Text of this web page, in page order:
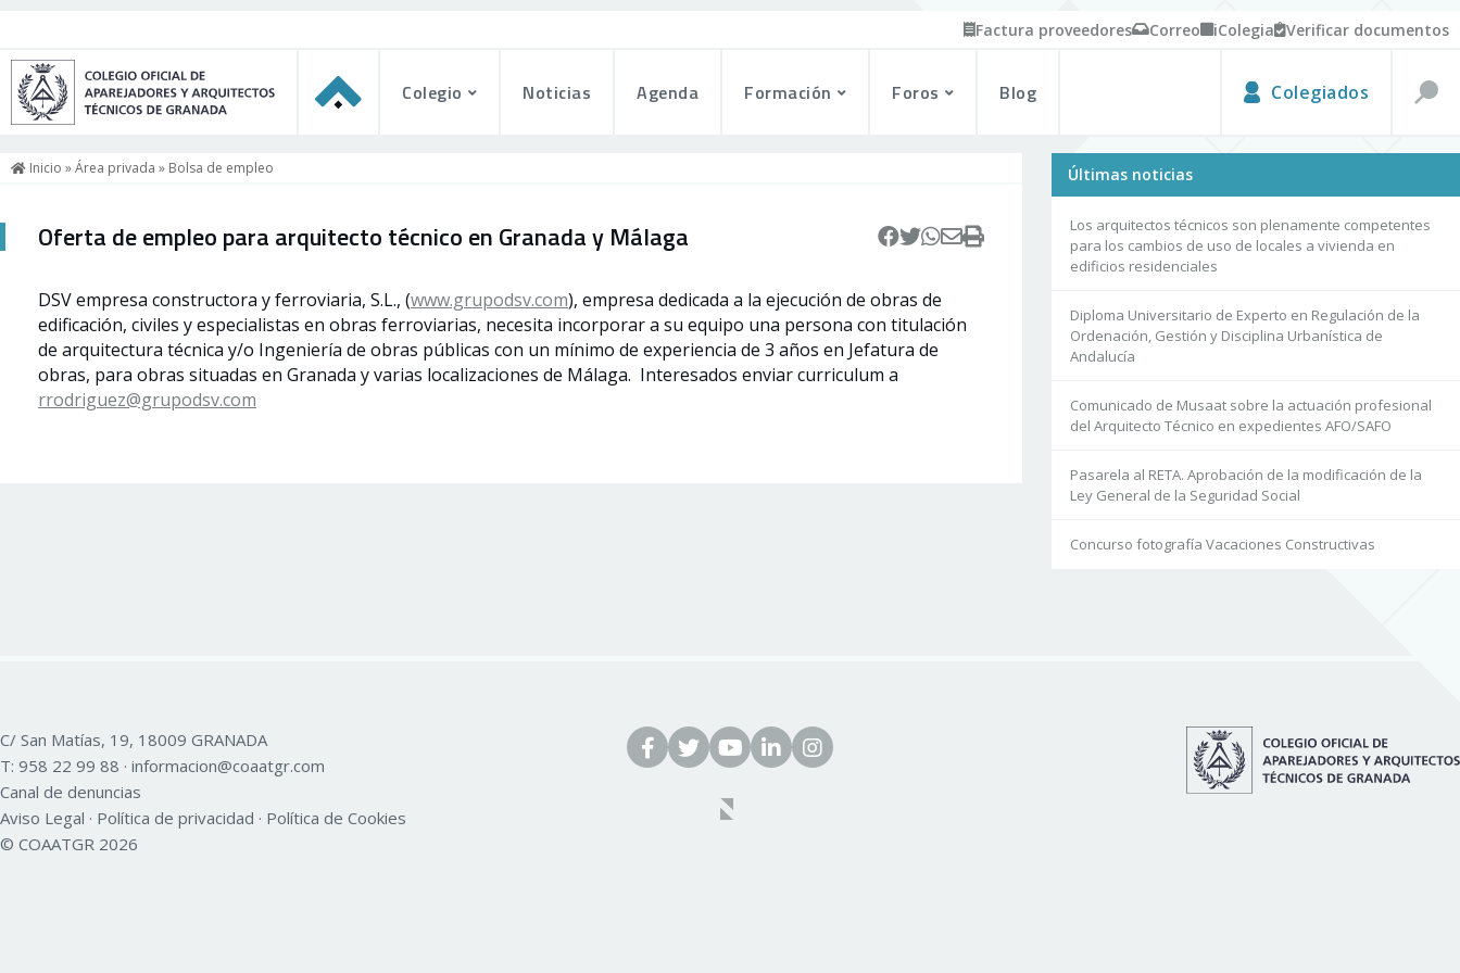
Factura proveedores Correo iColegia Verificar documentos
Colegio Noticias Agenda Formación Foros Blog Colegiados
Inicio »Área privada » Bolsa de empleo
Oferta de empleo para arquitecto técnico en Granada y Málaga
DSV empresa constructora y ferroviaria, S.L., (www.grupodsv.com), empresa dedicada a la ejecución de obras de
edificación, civiles y especialistas en obras ferroviarias, necesita incorporar a su equipo una persona con titulación
de arquitectura técnica y/o Ingeniería de obras públicas con un mínimo de experiencia de 3 años en Jefatura de
obras, para obras situadas en Granada y varias localizaciones de Málaga. Interesados enviar curriculum a
rrodriguez@grupodsv.com
Últimas noticias
Los arquitectos técnicos son plenamente competentes
para los cambios de uso de locales a vivienda en
edificios residenciales
Diploma Universitario de Experto en Regulación de la
Ordenación, Gestión y Disciplina Urbanística de
Andalucía
Comunicado de Musaat sobre la actuación profesional
del Arquitecto Técnico en expedientes AFO/SAFO
Pasarela al RETA. Aprobación de la modificación de la
Ley General de la Seguridad Social
Concurso fotografía Vacaciones Constructivas
C/ San Matías, 19, 18009 GRANADA
T: 958 22 99 88 · informacion@coaatgr.com
Canal de denuncias
Aviso Legal · Política de privacidad · Política de Cookies
© COAATGR 2026